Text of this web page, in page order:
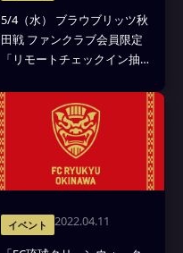
5/4（水） ブラウブリッツ秋
田戦 ファンクラブ会員限定
「リモートチェックイン抽
イベント 2022.04.11